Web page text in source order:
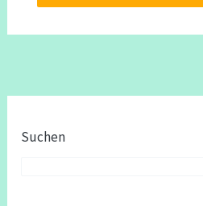
Suchen